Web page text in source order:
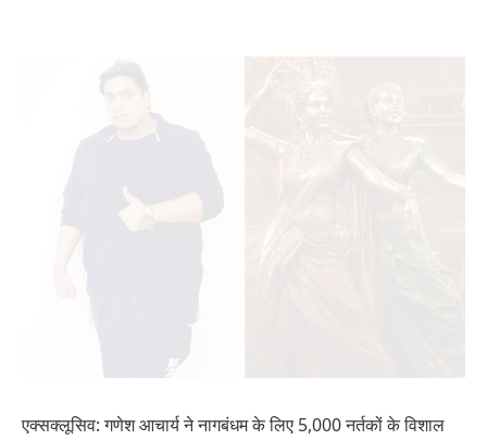
एक्सक्लूसिव: गणेश आचार्य ने नागबंधम के लिए 5,000 नर्तकों के विशाल